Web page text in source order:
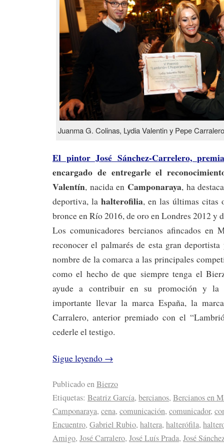
Juanma G. Colinas, Lydia Valentin y Pepe
El pintor José Sánchez-Carrelero,
encargado de entregarle el
Valentín, nacida en Camponaraya, ha
deportiva, lahalterofilia, en las últimas citas
bronce en Río 2016, de oro en Londres 2012 y
Los comunicadores bercianos afincados en
reconocer el palmarés de esta gran
nombre de la comarca a las principales
como el hecho de que siempre tenga el
ayude a contribuir en su promoción y la
importante llevar la marca España, la
Carralero, anterior premiado con el
cederle el testigo.
Sigue leyendo →
Publicado enBierzo
Etiquetas: Beatriz García, bercianos, Bercianos en
Camponaraya, cena, comunicación, comunicador,
Encuentro, Gabriel Rubio, haltera, halterófila,
Amigo, José Carralero, José Luís Prada, José